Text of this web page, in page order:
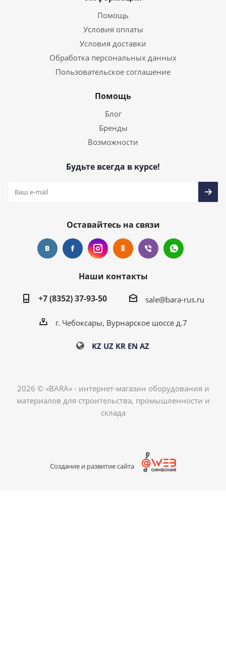
Помощь
Условия оплаты
Условия доставки
Обработка персональных данных
Пользовательское соглашение
Помощь
Блог
Бренды
Возможности
Будьте всегда в курсе!
Оставайтесь на связи
Наши контакты
+7 (8352) 37-93-50
sale@bara-rus.ru
г. Чебоксары, Вурнарское шоссе д.7
KZ UZ KR EN AZ
2026 © «BARA» - интернет-магазин оборудования и
материалов для строительства, промышленности и
склада
Создание и развитие сайта